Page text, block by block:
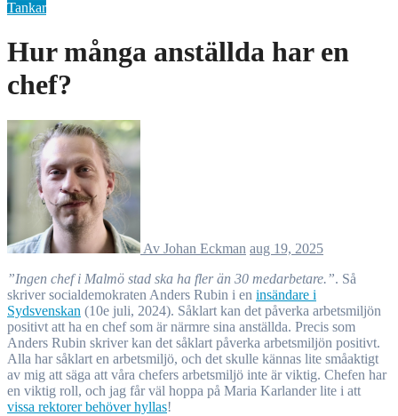
Tankar
Hur många anställda har en
chef?
Av Johan Eckman aug 19, 2025
”Ingen chef i Malmö stad ska ha fler än 30 medarbetare.”. Så
skriver socialdemokraten Anders Rubin i en insändare i
Sydsvenskan (10e juli, 2024). Såklart kan det påverka arbetsmiljön
positivt att ha en chef som är närmre sina anställda. Precis som
Anders Rubin skriver kan det såklart påverka arbetsmiljön positivt.
Alla har såklart en arbetsmiljö, och det skulle kännas lite småaktigt
av mig att säga att våra chefers arbetsmiljö inte är viktig. Chefen har
en viktig roll, och jag får väl hoppa på Maria Karlander lite i att
vissa rektorer behöver hyllas!